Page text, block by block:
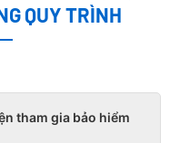
QUY TRÌNH
tham gia bảo hiểm